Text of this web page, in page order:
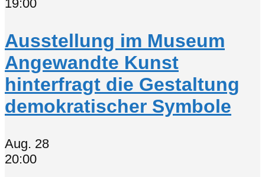
19:00
Ausstellung im Museum
Angewandte Kunst
hinterfragt die Gestaltung
demokratischer Symbole
Aug. 28
20:00